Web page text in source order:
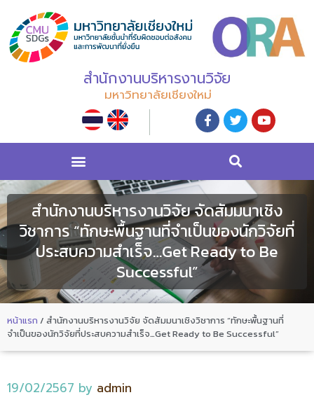
สำนักงานบริหารงานวิจัย
มหาวิทยาลัยเชียงใหม่
สำนักงานบริหารงานวิจัย จัดสัมมนาเชิง
วิชาการ “ทักษะพื้นฐานที่จำเป็นของนักวิจัยที่
ประสบความสำเร็จ…Get Ready to Be
Successful”
หน้าแรก / สำนักงานบริหารงานวิจัย จัดสัมมนาเชิงวิชาการ “ทักษะพื้นฐานที่
จำเป็นของนักวิจัยที่ประสบความสำเร็จ…Get Ready to Be Successful”
19/02/2567 by admin